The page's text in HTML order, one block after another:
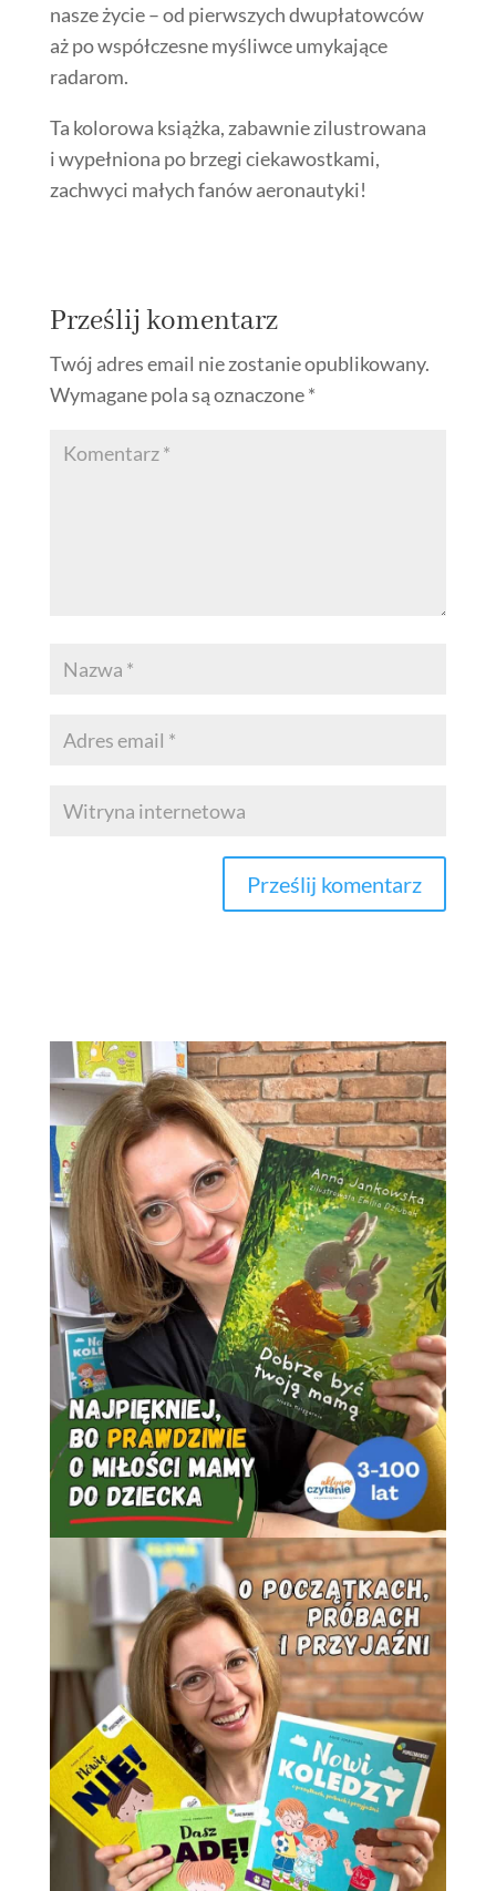
nasze życie – od pierwszych dwupłatowców
aż po współczesne myśliwce umykające
radarom.
Ta kolorowa książka, zabawnie zilustrowana
i wypełniona po brzegi ciekawostkami,
zachwyci małych fanów aeronautyki!
Prześlij komentarz
Twój adres email nie zostanie opublikowany.
Wymagane pola są oznaczone*